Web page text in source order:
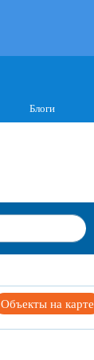
Блоги
Объекты на карте